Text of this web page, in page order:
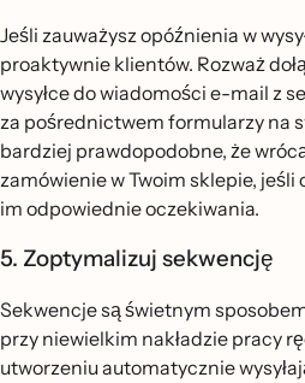
Jeśli zauważysz opóźnienia w
proaktywnie klientów. Rozważ
wysyłce do wiadomości e-mail z
za pośrednictwem formularzy na
bardziej prawdopodobne, że
zamówienie w Twoim sklepie,
im odpowiednie oczekiwania.
5. Zoptymalizuj sekwencję
Sekwencje są świetnym
przy niewielkim nakładzie pracy
utworzeniu automatycznie